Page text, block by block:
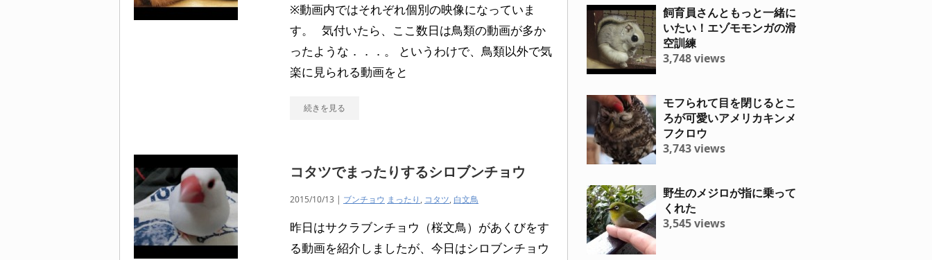
※動画内ではそれぞれ個別の映像になっていま
す。 気付いたら、ここ数日は鳥類の動画が多か
ったような．．．。 というわけで、鳥類以外で気
楽に見られる動画をと
続きを見る
コタツでまったりするシロブンチョウ
2015/10/13 | ブンチョウ まったり , コタツ, 白文鳥
昨日はサクラブンチョウ（桜文鳥）があくびをす
る動画を紹介しましたが、今日はシロブンチョウ
飼育員さんともっと一緒に
いたい！エゾモモンガの滑
空訓練
3,748 views
モフられて目を閉じるとこ
ろが可愛いアメリカキンメ
フクロウ
3,743 views
野生のメジロが指に乗って
くれた
3,545 views